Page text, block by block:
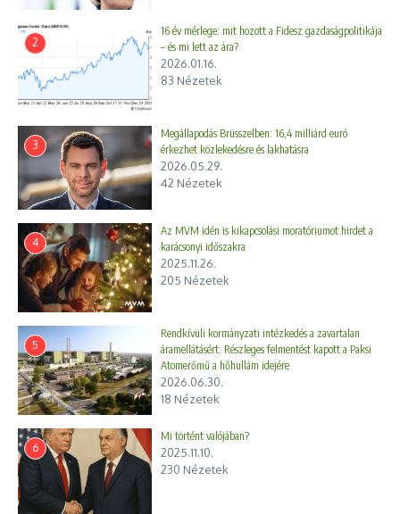
2
16 év mérlege: mit hozott a Fidesz gazdaságpolitikája
– és mi lett az ára?
2026.01.16.
83 Nézetek
3
Megállapodás Brüsszelben: 16,4 milliárd euró
érkezhet közlekedésre és lakhatásra
2026.05.29.
42 Nézetek
4
Az MVM idén is kikapcsolási moratóriumot hirdet a
karácsonyi időszakra
2025.11.26.
205 Nézetek
5
Rendkívüli kormányzati intézkedés a zavartalan
áramellátásért: Részleges felmentést kapott a Paksi
Atomerőmű a hőhullám idejére
2026.06.30.
18 Nézetek
6
Mi történt valójában?
2025.11.10.
230 Nézetek